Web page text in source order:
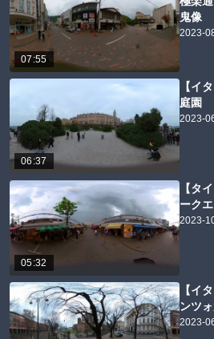
07:55
鬼像
2023-
06:37
【イ
庭園
2023-
05:32
【タ
ーク
2023-
【イ
ンツ
2023-